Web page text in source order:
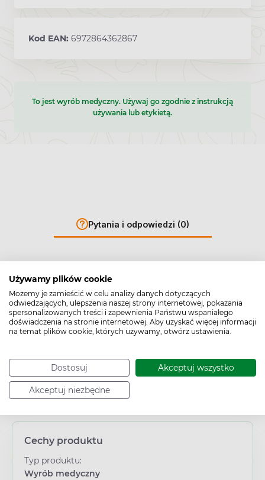
Używamy plików cookie
Możemy je zamieścić w celu analizy danych dotyczących
odwiedzających, ulepszenia naszej strony internetowej, pokazania
spersonalizowanych treści i zapewnienia Państwu wspaniałego
doświadczenia na stronie internetowej. Aby uzyskać więcej informacji
na temat plików cookie, których używamy, otwórz ustawienia.
Dostosuj Akceptuj wszystko
Akceptuj niezbędne
Kod EAN: 6972864362867
To jest wyrób medyczny. Używaj go zgodnie z instrukcją
używania lub etykietą.
Pytania i odpowiedzi (0)
Zadaj pytanie
Cechy produktu
Typ produktu:
Wyrób medyczny